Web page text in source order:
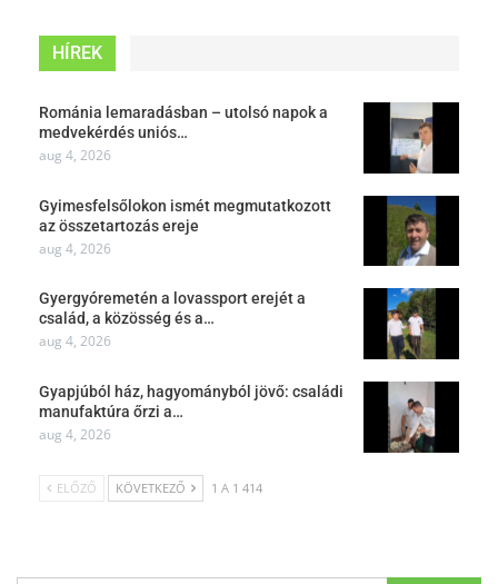
HÍREK
Románia lemaradásban – utolsó napok a
medvekérdés uniós…
aug 4, 2026
Gyimesfelsőlokon ismét megmutatkozott
az összetartozás ereje
aug 4, 2026
Gyergyóremetén a lovassport erejét a
család, a közösség és a…
aug 4, 2026
Gyapjúból ház, hagyományból jövő: családi
manufaktúra őrzi a…
aug 4, 2026
ELŐZŐ KÖVETKEZŐ 1 A 1 414